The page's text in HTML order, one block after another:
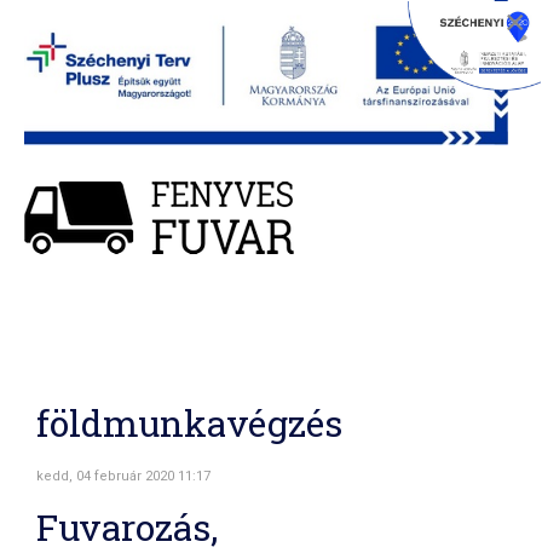
földmunkavégzés
kedd, 04 február 2020 11:17
Fuvarozás,
×